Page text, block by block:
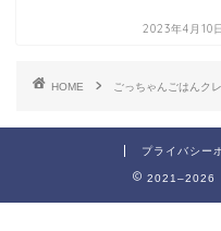
2023年4月10
HOME ごっちゃんごはんク
プライバシー
2021–2026